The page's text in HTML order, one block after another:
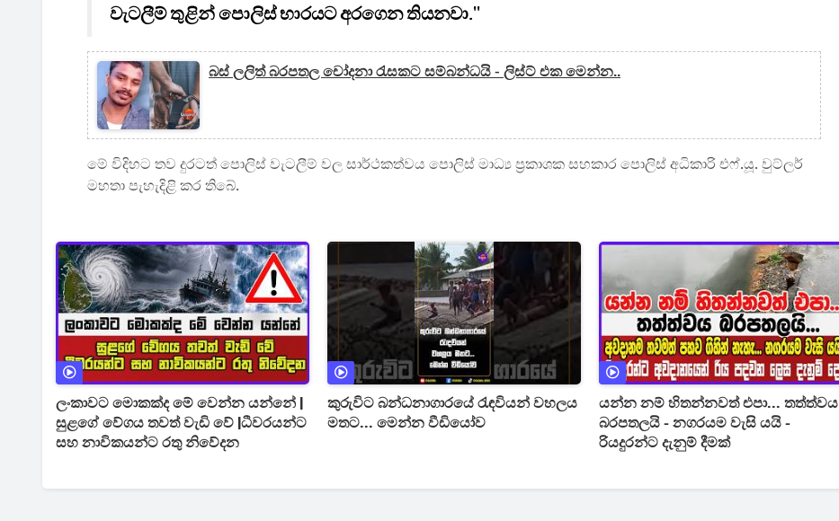
වැටලීම් තුළින් පොලිස් භාරයට අරගෙන තියනවා.''
බස් ලලිත් බරපතල චෝදනා රැසකට සම්බන්ධයි - ලිස්ට් එක මෙන්න..
මේ විදිහට තව දුරටත් පොලිස් වැටලීම් වල සාර්ථකත්වය පොලිස් මාධ්‍ය ප්‍රකාශක සහකාර පොලිස් අධිකාරි එෆ්.යූ. වුට්ලර්
මහතා පැහැදිළි කර තිබේ.
ලංකාවට මොකක්ද මේ වෙන්න යන්නේ |
සුළගේ වේගය තවත් වැඩි වේ |ධීවරයන්ට
සහ නාවිකයන්ට රතු නිවේදන
කුරුවිට බන්ධනාගාරයේ රැඳවියන් වහලය
මතට... මෙන්න වීඩියෝව
යන්න නම් හිතන්නවත් එපා... තත්ත්වය
බරපතලයි - නගරයම වැසි යයි -
රියදුරන්ට දැනුම් දීමක්